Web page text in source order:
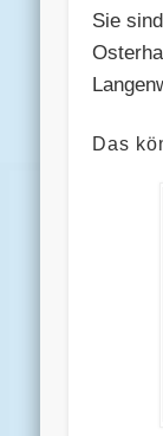
Sie
Das